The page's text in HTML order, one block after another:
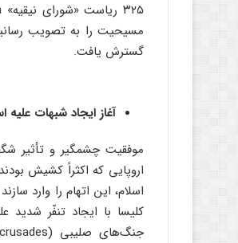
مسیحیت را به تصویب
گسترش یافت.
آغاز ایجاد شبهات علیه
موفقیت چشمگیر و تأثیر
اروپایی که اکثراً کشیش
اسلام، این اتهام را وارد
کلیسا با ایجاد تنفّر